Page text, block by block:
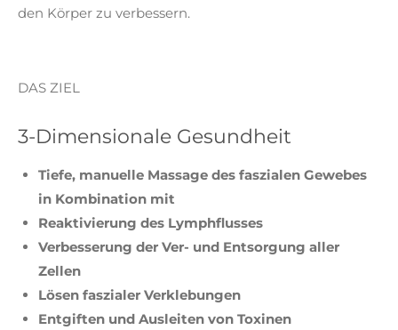
den Körper zu verbessern.
DAS ZIEL
3-Dimensionale Gesundheit
Tiefe, manuelle Massage des faszialen Gewebes
in Kombination mit
Reaktivierung des Lymphflusses
Verbesserung der Ver- und Entsorgung aller
Zellen
Lösen faszialer Verklebungen
Entgiften und Ausleiten von Toxinen